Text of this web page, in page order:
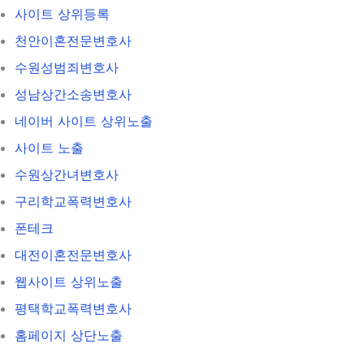
사이트 상위등록
천안이혼전문변호사
수원성범죄변호사
성남상간소송변호사
네이버 사이트 상위노출
사이트 노출
수원상간녀변호사
구리학교폭력변호사
폰테크
대전이혼전문변호사
웹사이트 상위노출
평택학교폭력변호사
홈페이지 상단노출